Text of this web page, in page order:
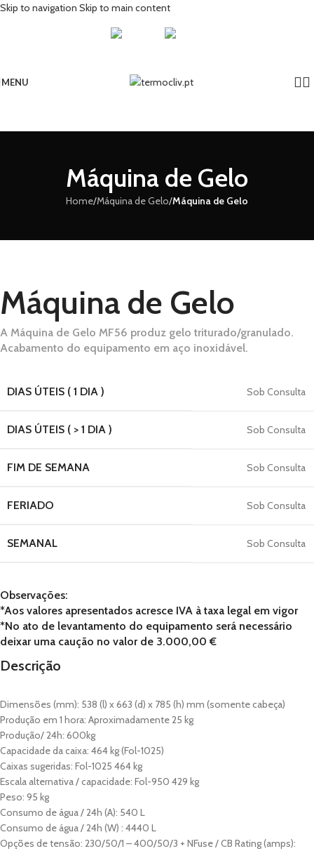
Skip to navigation Skip to main content
MENU
Máquina de Gelo
Home/Máquina de Gelo/Máquina de Gelo
Máquina de Gelo
A Máquina de Gelo MF56 produz gelo triturado/granulado.
Acabamento do equipamento em aço inoxidável.
DIAS ÚTEIS ( 1 DIA ) Sob Consulta
DIAS ÚTEIS ( > 1 DIA ) Sob Consulta
FIM DE SEMANA Sob Consulta
FERIADO Sob Consulta
SEMANAL Sob Consulta
Observações:
*Aos valores apresentados acresce IVA à taxa legal em vigor
*No ato de levantamento do equipamento será necessário
deixar uma caução no valor de 3.000,00 €
Descrição
Dimensões (mm): 538 (l) x 663 (d) x 785 (h) mm (somente cabeça)
Produção em 1 hora: Aproximadamente 25 kg
Produção/ 24h: 600kg
Capacidade da caixa: 464 kg (Fol-1025)
Caixas sugeridas: Fol-1025 464 kg
Escala alternativa / capacidade: Fol-950 429 kg
Peso: 95 kg
Consumo de água / 24h (A): 540 L
Consumo de água / 24h (W) : 4440 L
Opções de tensão: 230/50/1 – 400/50/3 + NFuse / CB Rating (amps):